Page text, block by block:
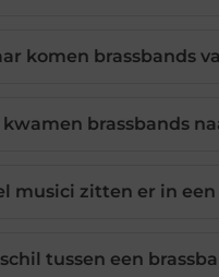
komen brassbands
brassbands
musici zitten er in een
tussen een